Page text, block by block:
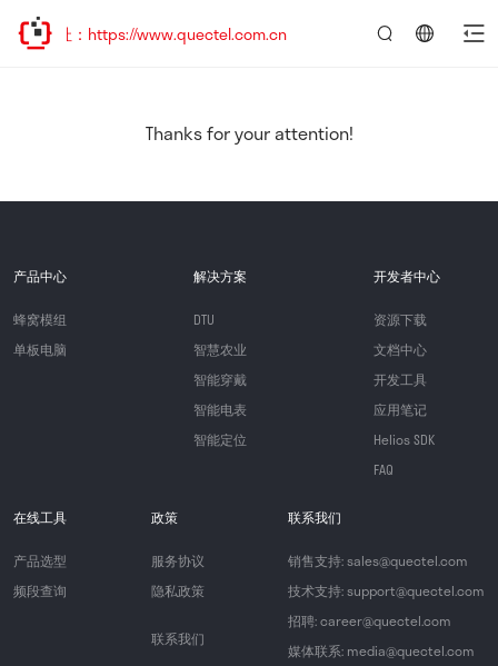
访问新址：https://www.quectel.com.cn
Thanks for your attention!
产品中心
蜂窝模组
单板电脑
解决方案
DTU
智慧农业
智能穿戴
智能电表
智能定位
开发者中心
资源下载
文档中心
开发工具
应用笔记
Helios SDK
FAQ
在线工具
产品选型
频段查询
政策
服务协议
隐私政策
联系我们
联系我们
销售支持: sales@quectel.com
技术支持: support@quectel.com
招聘: career@quectel.com
媒体联系: media@quectel.com